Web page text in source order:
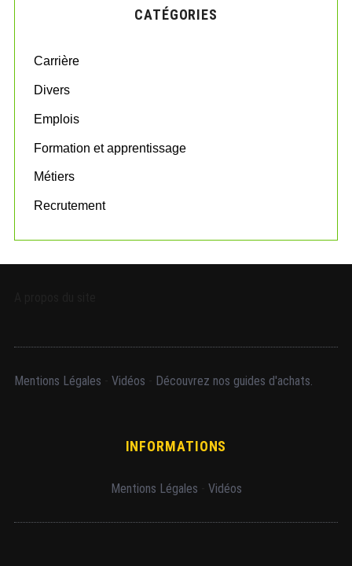
o
:
CATÉGORIES
Carrière
Divers
Emplois
Formation et apprentissage
Métiers
Recrutement
Mentions Légales Vidéos Découvrez nos guides d'achats.
INFORMATIONS
Mentions Légales Vidéos